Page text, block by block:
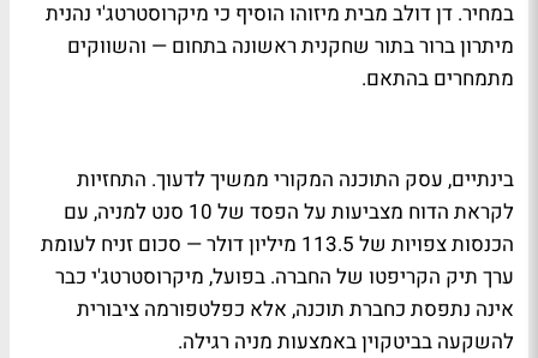
במחיר. דן דולב מבית מיזוהו הוסיף כי מיקרוסטרטג'י נהנית
מיתרון ברור בתור שחקנית ראשונה בתחום — והשווקים
מתמחרים בהתאם.
בינתיים, עסק התוכנה המקורי ממשיך לדעוך. התחזיות
לקראת הדוח מצביעות על הפסד של 10 סנט למניה, עם
הכנסות צפויות של 113.5 מיליון דולר — סכום זניח לעומת
ערך תיק הקריפטו של החברה. בפועל, מיקרוסטרטג'י כבר
אינה נתפסת כחברת תוכנה, אלא כפלטפורמה ציבורית
להשקעה בביטקוין באמצעות מניה רגילה.